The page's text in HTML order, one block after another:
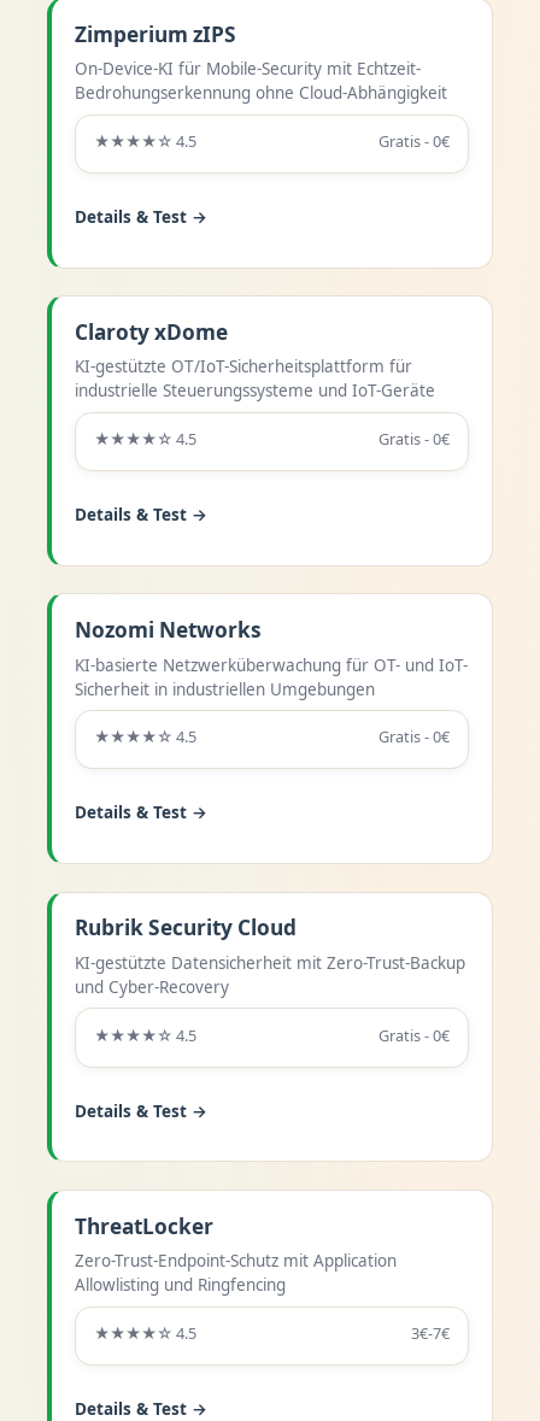
Zimperium zIPS
On-Device-KI für Mobile-Security mit Echtzeit-
Bedrohungserkennung ohne Cloud-Abhängigkeit
★★★★☆ 4.5 Gratis - 0€
Details & Test →
Claroty xDome
KI-gestützte OT/IoT-Sicherheitsplattform für
industrielle Steuerungssysteme und IoT-Geräte
★★★★☆ 4.5 Gratis - 0€
Details & Test →
Nozomi Networks
KI-basierte Netzwerküberwachung für OT- und IoT-
Sicherheit in industriellen Umgebungen
★★★★☆ 4.5 Gratis - 0€
Details & Test →
Rubrik Security Cloud
KI-gestützte Datensicherheit mit Zero-Trust-Backup
und Cyber-Recovery
★★★★☆ 4.5 Gratis - 0€
Details & Test →
ThreatLocker
Zero-Trust-Endpoint-Schutz mit Application
Allowlisting und Ringfencing
★★★★☆ 4.5 3€-7€
Details & Test →